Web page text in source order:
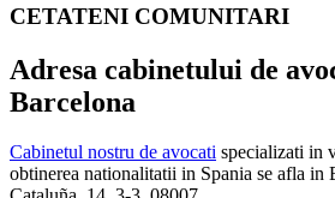
CETATENI COMUNITARI
Adresa cabinetului de
Barcelona
Cabinetul nostru de avocati specializati in
obtinerea nationalitatii in Spania se afla in